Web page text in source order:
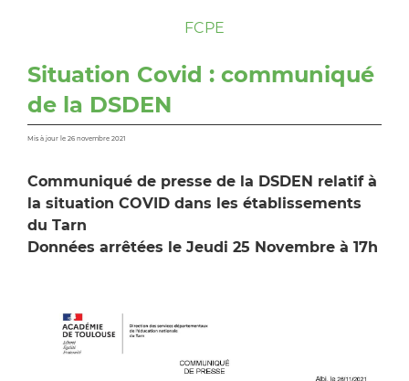
FCPE
Situation Covid : communiqué
de la DSDEN
Mis à jour le 26 novembre 2021
Communiqué de presse de la DSDEN relatif à
la situation COVID dans les établissements
du Tarn
Données arrêtées le Jeudi 25 Novembre à 17h